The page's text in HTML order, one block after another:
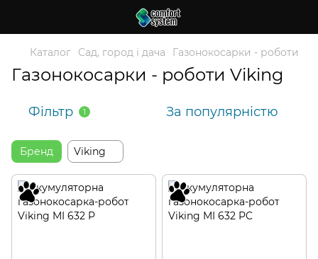
Каталог Сад, город і дача Газонокосарки - роботи
Газонокосарки - роботи Viking
Фільтр 1 За популярністю
Бренд Viking